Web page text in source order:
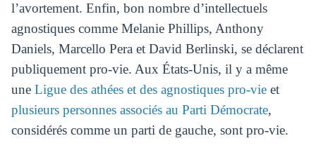
l’avortement. Enfin, bon nombre d’intellectuels
agnostiques comme Melanie Phillips, Anthony
Daniels, Marcello Pera et David Berlinski, se déclarent
publiquement pro-vie. Aux États-Unis, il y a même
uneLigue des athées et des agnostiques pro-vieet
plusieurs personnes associés au Parti Démocrate,
considérés comme un parti de gauche, sont pro-vie.